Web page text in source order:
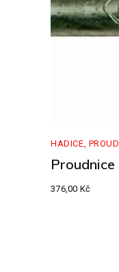
HADICE,
Proudnice
376,00 Kč